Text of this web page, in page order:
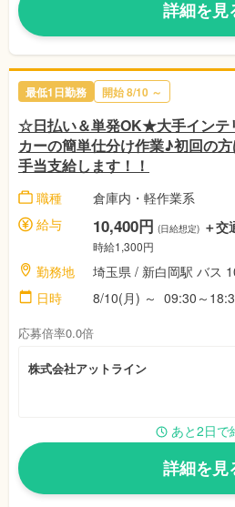
詳細を見
最低1日勤務 開始 8/10 ～
☆日払い＆単発OK★大手インテ
カーの簡単仕分け作業♪初回の
手当支給します！！
職種
倉庫内・軽作業系
給与
10,400円 (日給想定) ＋交
時給1,300円
勤務地
埼玉県 / 新白岡駅 バス
日時
8/10(月) ～ 09:30～
応募倍率0.0倍
株式会社アットライン
あと2日で
詳細を見